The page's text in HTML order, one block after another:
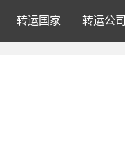
转运国家 转运公司